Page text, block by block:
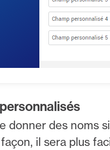
donner des noms
il sera plus